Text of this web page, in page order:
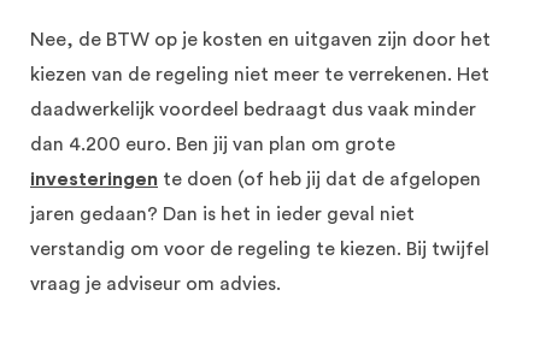
Nee, de BTW op je kosten en uitgaven zijn door het
kiezen van de regeling niet meer te verrekenen. Het
daadwerkelijk voordeel bedraagt dus vaak minder
dan 4.200 euro. Ben jij van plan om grote
investeringen te doen (of heb jij dat de afgelopen
jaren gedaan? Dan is het in ieder geval niet
verstandig om voor de regeling te kiezen. Bij twijfel
vraag je adviseur om advies.